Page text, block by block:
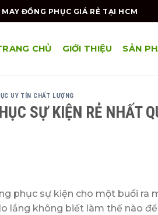
ĐỒNG PHỤC GIÁ RẺ TẠI HCM
CHỦ GIỚI THIỆU SẢN
UY TÍN CHẤT LƯỢNG
SỰ KIỆN RẺ NHẤT
phục sự kiện cho một buổi ra
lắng không biết làm thế nào